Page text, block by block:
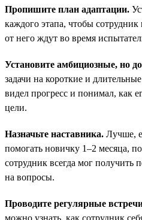
Пропишите план адаптации.
каждого этапа, чтобы сотрудник
от него ждут во время
Установите амбициозные, но
задачи на короткие и
видел прогресс и понимал, как
цели.
Назначьте наставника. Лучше,
помогать новичку 1–2 месяца,
сотрудник всегда мог получить
на вопросы.
Проводите регулярные
можно узнать, как сотрудник